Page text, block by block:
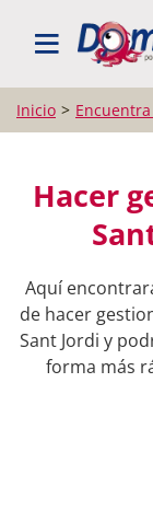
BUSCAR
Inicio
Hacer
Aquí
de hacer
Sant Jordi y
forma más